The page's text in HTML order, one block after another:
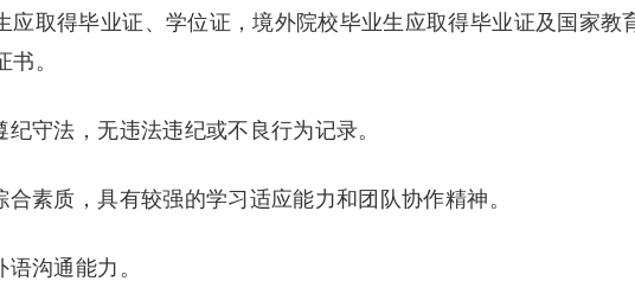
应取得毕业证、学位证，境外院校毕业生应取得毕业证及国家教
。
法，无违法违纪或不良行为记录。
质，具有较强的学习适应能力和团队协作精神。
沟通能力。